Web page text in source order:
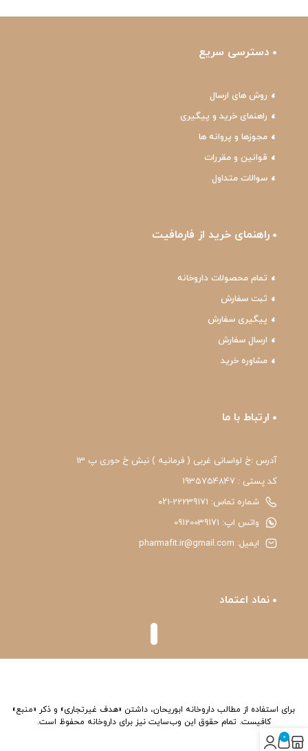
دسترسی سریع
روش های ارسال
راهنمای خرید و پیگیری
مجوزها و پروانه ها
قوانین و مقررات
سوالات متداول
راهنمای خرید از فارمافیت
تمام محصولات داروخانه
ثبت سفارش
پیگیری سفارش
ارسال سفارش
مشاوره خرید
ارتباط با ما
آدرس :خ لواسانی غربی ( فرمانیه ) نبش خ حوری پ 13
کد پستی : 1935754847
شماره تماس: 22239171-۰۲۱
واتس اپ: 09120039171
ایمیل: pharmafit.ir@gmail.com
نماد اعتماد
برای استفاده از مطالب داروخانه ابوریحان، داشتن «هدف غیرتجاری» و ذکر «منبع»
کافیست. تمام حقوق اين وب‌سايت نیز برای داروخانه محفوظ است.
0